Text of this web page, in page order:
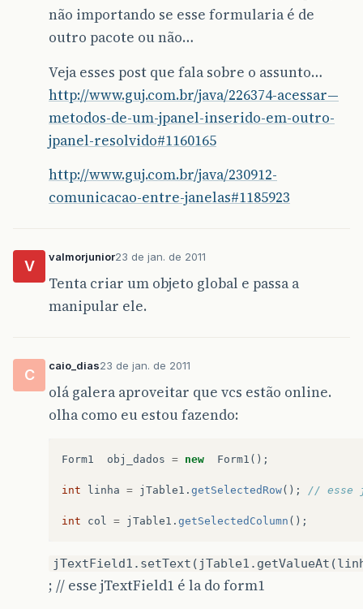
não importando se esse formularia é de
outro pacote ou não…
Veja esses post que fala sobre o assunto…
http://www.guj.com.br/java/226374-acessar—
metodos-de-um-jpanel-inserido-em-outro-
jpanel-resolvido#1160165
http://www.guj.com.br/java/230912-
comunicacao-entre-janelas#1185923
V
valmorjunior23 de jan. de 2011
Tenta criar um objeto global e passa a
manipular ele.
C
caio_dias23 de jan. de 2011
olá galera aproveitar que vcs estão online.
olha como eu estou fazendo:
Form1 obj_dados = new Form1 ();
int linha = jTable1 . getSelectedRow(); // esse
int col = jTable1 . getSelectedColumn ();
; // esse jTextField1 é la do form1